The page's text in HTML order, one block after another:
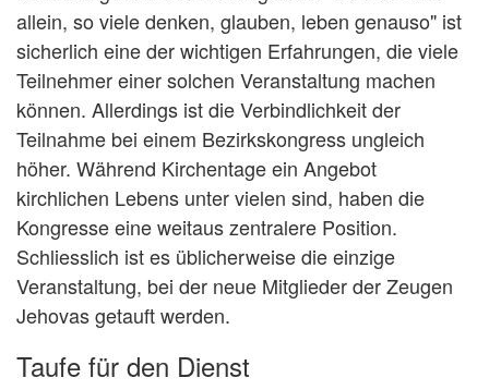
allein, so viele denken, glauben, leben genauso" ist
sicherlich eine der wichtigen Erfahrungen, die viele
Teilnehmer einer solchen Veranstaltung machen
können. Allerdings ist die Verbindlichkeit der
Teilnahme bei einem Bezirkskongress ungleich
höher. Während Kirchentage ein Angebot
kirchlichen Lebens unter vielen sind, haben die
Kongresse eine weitaus zentralere Position.
Schliesslich ist es üblicherweise die einzige
Veranstaltung, bei der neue Mitglieder der Zeugen
Jehovas getauft werden.
Taufe für den Dienst